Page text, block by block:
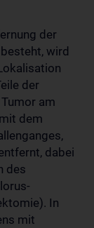
der
wird
der
am
dem
dabei
des
In
mit